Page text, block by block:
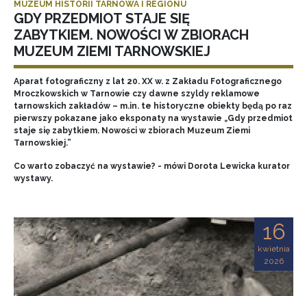
MUZEUM HISTORII TARNOWA I REGIONU
GDY PRZEDMIOT STAJE SIĘ
ZABYTKIEM. NOWOŚCI W ZBIORACH
MUZEUM ZIEMI TARNOWSKIEJ
Aparat fotograficzny z lat 20. XX w. z Zakładu Fotograficznego
Mroczkowskich w Tarnowie czy dawne szyldy reklamowe
tarnowskich zakładów – m.in. te historyczne obiekty będą po raz
pierwszy pokazane jako eksponaty na wystawie „Gdy przedmiot
staje się zabytkiem. Nowości w zbiorach Muzeum Ziemi
Tarnowskiej.”
Co warto zobaczyć na wystawie? - mówi Dorota Lewicka kurator
wystawy.
16
kwietnia
2026